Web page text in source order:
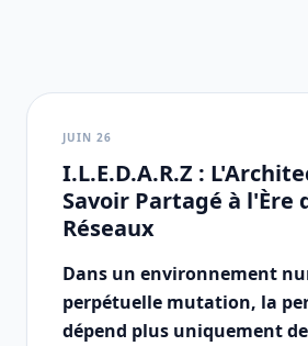
JUIN 26
I.L.E.D.A.R.Z :
Savoir Partagé à l'Ère
Réseaux
Dans un environnement
perpétuelle mutation, la
dépend plus uniquement